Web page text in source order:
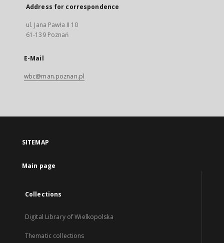
Address for correspondence
ul. Jana Pawła II 10
61-139 Poznań
E-Mail
wbc@man.poznan.pl
SITEMAP
Main page
Collections
Digital Library of Wielkopolska
Thematic collections